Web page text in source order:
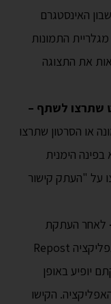
האינסטגרם
התמונות
את התצוגה
שתרצו לשתף –
או הסרטון שתרצו
הימנית
על "העתק קישור
לאחר העתקת
התמונה לפיד שלכם, פתחו את האפליקציה Repost
יופיע באופן
הקישו